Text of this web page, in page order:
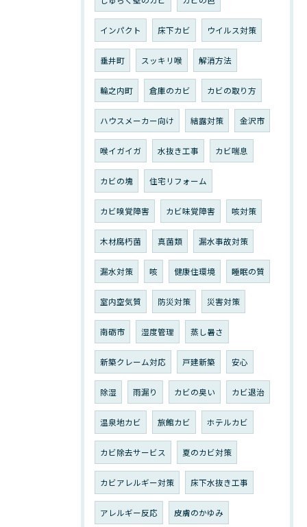
インパクト 床下カビ ウイルス対策
垂井町 スッキリ喉 解消方法
輪之内町 倉庫のカビ カビの取り方
ハウスメーカー向け 結露対策 金沢市
喉イガイガ 水抜き工事 カビ喘息
カビの塊 住宅リフォーム
カビ嗅覚障害 カビ味覚障害 咳対策
木材腐朽菌 真菌類 漏水事故対策
漏水対策 咳 健康住環境 睡眠の質
室内空気質 防災対策 災害対策
南砺市 湿度管理 蒸し暑さ
新築クレーム対応 戸建新築 安心
除湿 雨漏り カビの臭い カビ退治
温泉地カビ 旅館カビ ホテルカビ
カビ除去サービス 夏のカビ対策
カビアレルギー対策 床下水抜き工事
アレルギー反応 皮膚のかゆみ